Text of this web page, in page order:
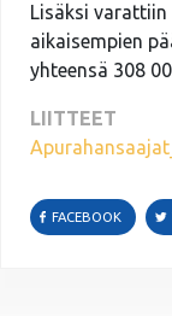
Lisäksi
aikaisempien
yhteensä 308
LIITTEET
FACEBOOK